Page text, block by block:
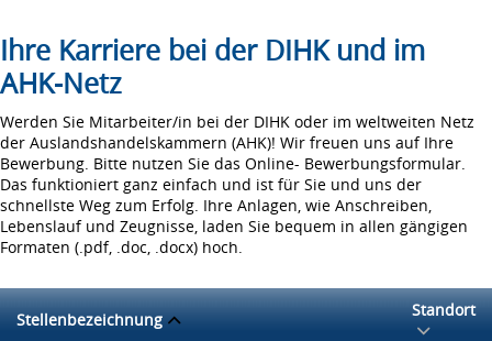
Ihre Karriere bei der DIHK und im
AHK-Netz
Werden Sie Mitarbeiter/in bei der DIHK oder im weltweiten Netz
der Auslandshandelskammern (AHK)! Wir freuen uns auf Ihre
Bewerbung. Bitte nutzen Sie das Online- Bewerbungsformular.
Das funktioniert ganz einfach und ist für Sie und uns der
schnellste Weg zum Erfolg. Ihre Anlagen, wie Anschreiben,
Lebenslauf und Zeugnisse, laden Sie bequem in allen gängigen
Formaten (.pdf, .doc, .docx) hoch.
Stellenbezeichnung Standort